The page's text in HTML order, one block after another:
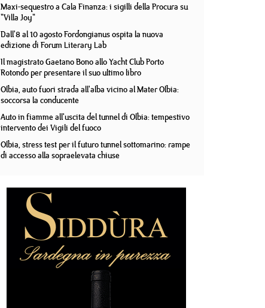
Maxi-sequestro a Cala Finanza: i sigilli della Procura su
"Villa Joy"
Dall'8 al 10 agosto Fordongianus ospita la nuova
edizione di Forum Literary Lab
Il magistrato Gaetano Bono allo Yacht Club Porto
Rotondo per presentare il suo ultimo libro
Olbia, auto fuori strada all'alba vicino al Mater Olbia:
soccorsa la conducente
Auto in fiamme all'uscita del tunnel di Olbia: tempestivo
intervento dei Vigili del fuoco
Olbia, stress test per il futuro tunnel sottomarino: rampe
di accesso alla sopraelevata chiuse